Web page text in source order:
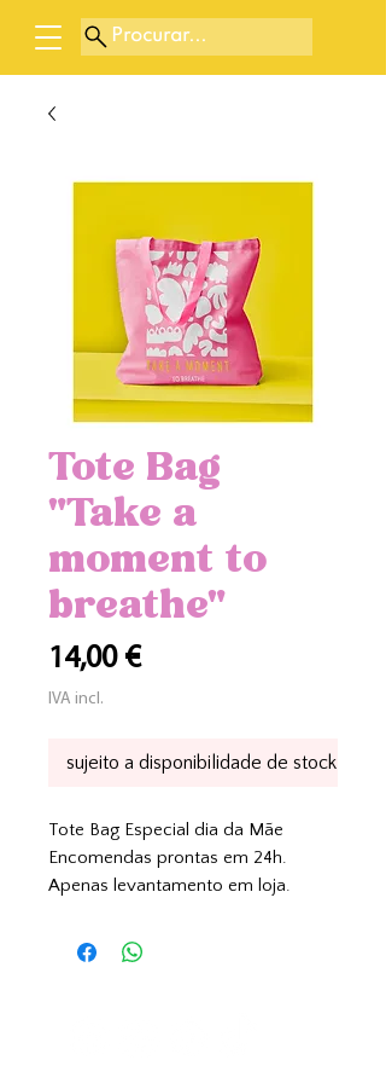
Procurar...
Tote Bag
"Take a
moment to
breathe"
14,00 €Preço
IVA incl.
sujeito a disponibilidade de stock
Tote Bag Especial dia da Mãe
Encomendas prontas em 24h.
Apenas levantamento em loja.